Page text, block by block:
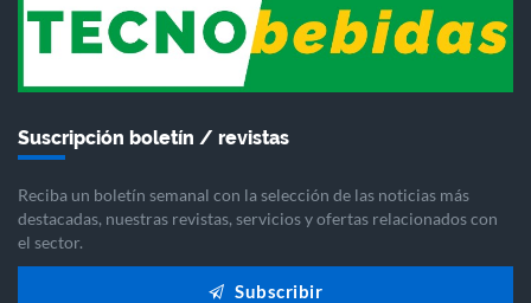
Suscripción boletín / revistas
Reciba un boletín semanal con la selección de las noticias más
destacadas, nuestras revistas, servicios y ofertas relacionados con
el sector.
Subscribir